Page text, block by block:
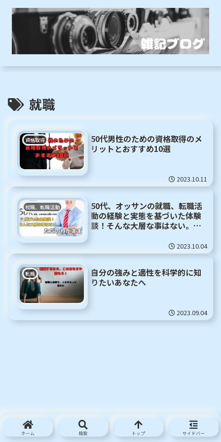
就職
資格取得
50代男性のための資格取得のメ
リットとおすすめ10選
2023.10.11
就職、転職活動
50代、オッサンの就職、転職活
動の経験と実態を基づいた体験
談！そんな大層な事はない。た
2023.10.04
転職
自分の強みと適性を科学的に知
りたいあなたへ
2023.09.04
ホーム 検索 トップ サイドバー